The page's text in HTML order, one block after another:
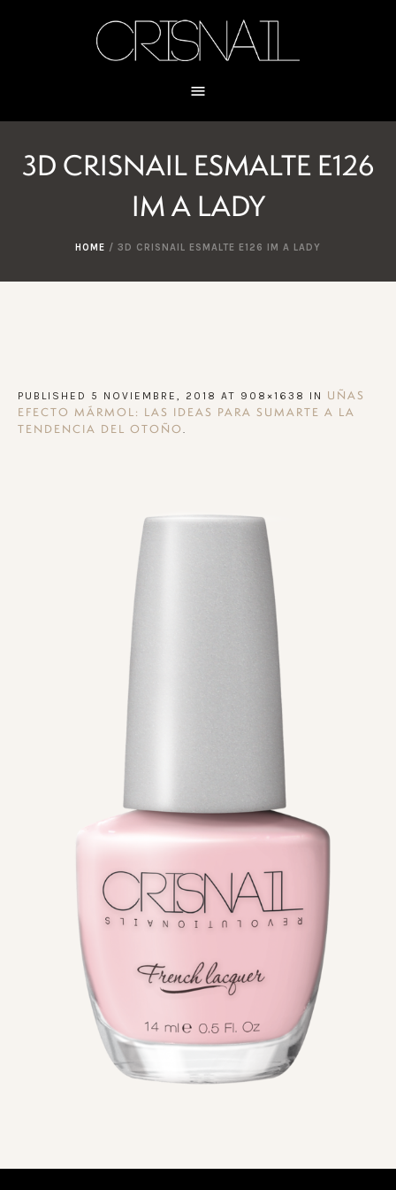
3D CRISNAIL ESMALTE E126
IM A LADY
HOME / 3D CRISNAIL ESMALTE E126 IM A LADY
PUBLISHED 5 NOVIEMBRE, 2018 AT 908×1638 IN
UÑAS
EFECTO MÁRMOL: LAS IDEAS PARA SUMARTE A LA
TENDENCIA DEL OTOÑO .